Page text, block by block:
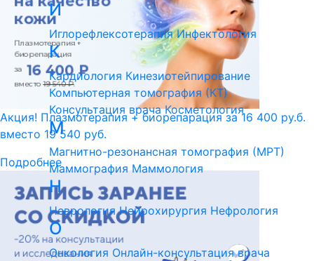
Акция! Плазмотерапия + биорепарация за 16 400 ру.б.
вместо 19 540 руб.
Подробнее
И
Иглорефлексотерапия Инфектология
К
Кардиология Кинезиотейпирование
Компьютерная томография (КТ)
Консультация врача Косметология
М
Магнитно-резонансная томография (МРТ)
Маммография Маммология
Н
Неврология Нейрохирургия Нефрология
О
Онкология Онлайн-консультация врача